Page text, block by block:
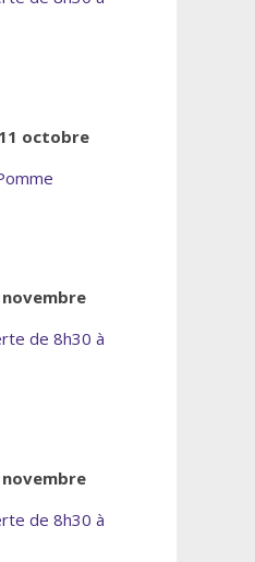
octobre
de 8h30 à
de 8h30 à